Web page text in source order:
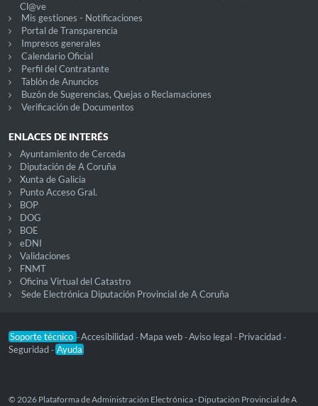
Cl@ve
Mis gestiones - Notificaciones
Portal de Transparencia
Impresos generales
Calendario Oficial
Perfil del Contratante
Tablón de Anuncios
Buzón de Sugerencias, Quejas o Reclamaciones
Verificación de Documentos
ENLACES DE INTERÉS
Ayuntamiento de Cerceda
Diputación de A Coruña
Xunta de Galicia
Punto Acceso Gral.
BOP
DOG
BOE
eDNI
Validaciones
FNMT
Oficina Virtual del Catastro
Sede Electrónica Diputación Provincial de A Coruña
Soporte técnico -Accesibilidad - Mapa web -Aviso legal - Privacidad -
Seguridad - Ayuda
© 2026 Plataforma de Administración Electrónica · Diputación Provincial de A